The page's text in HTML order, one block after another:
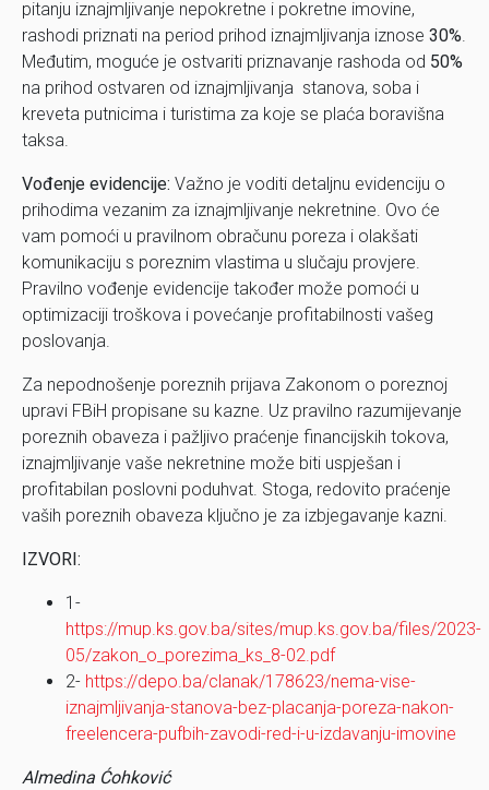
pitanju iznajmljivanje nepokretne i pokretne imovine,
rashodi priznati na period prihod iznajmljivanja iznose 30%.
Međutim, moguće je ostvariti priznavanje rashoda od 50%
na prihod ostvaren od iznajmljivanja stanova, soba i
kreveta putnicima i turistima za koje se plaća boravišna
taksa.
Vođenje evidencije: Važno je voditi detaljnu evidenciju o
prihodima vezanim za iznajmljivanje nekretnine. Ovo će
vam pomoći u pravilnom obračunu poreza i olakšati
komunikaciju s poreznim vlastima u slučaju provjere.
Pravilno vođenje evidencije također može pomoći u
optimizaciji troškova i povećanje profitabilnosti vašeg
poslovanja.
Za nepodnošenje poreznih prijava Zakonom o poreznoj
upravi FBiH propisane su kazne. Uz pravilno razumijevanje
poreznih obaveza i pažljivo praćenje financijskih tokova,
iznajmljivanje vaše nekretnine može biti uspješan i
profitabilan poslovni poduhvat. Stoga, redovito praćenje
vaših poreznih obaveza ključno je za izbjegavanje kazni.
IZVORI:
1-
https://mup.ks.gov.ba/sites/mup.ks.gov.ba/files/2023-
05/zakon_o_porezima_ks_8-02.pdf
2- https://depo.ba/clanak/178623/nema-vise-
iznajmljivanja-stanova-bez-placanja-poreza-nakon-
freelencera-pufbih-zavodi-red-i-u-izdavanju-imovine
Almedina Ćohković